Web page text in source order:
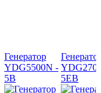
Генератор
YDG5500N -
5B
5EB